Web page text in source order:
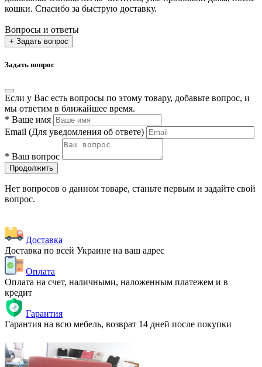
кошки. Спасибо за быструю доставку.
Вопросы и ответы
+ Задать вопрос
Задать вопрос
Если у Вас есть вопросы по этому товару, добавьте вопрос, и
мы ответим в ближайшее время.
* Ваше имя
Email (Для уведомления об ответе)
* Ваш вопрос
Продолжить
Нет вопросов о данном товаре, станьте первым и задайте свой
вопрос.
Доставка
Доставка по всей Украине на ваш адрес
Оплата
Оплата на счет, наличными, наложенным платежем и в
кредит
Гарантия
Гарантия на всю мебель, возврат 14 дней после покупки